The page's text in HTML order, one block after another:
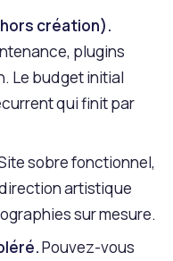
création).
plugins
Le budget initial
qui finit par
sobre fonctionnel,
artistique
sur mesure.
Pouvez-vous